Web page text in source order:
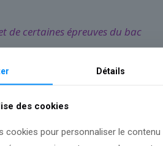
de certaines épreuves du bac
», se désole Daniel Gros, et «
délivrés chaque année par la
homme que je connais a
Détails
des cookies
cookies pour personnaliser le